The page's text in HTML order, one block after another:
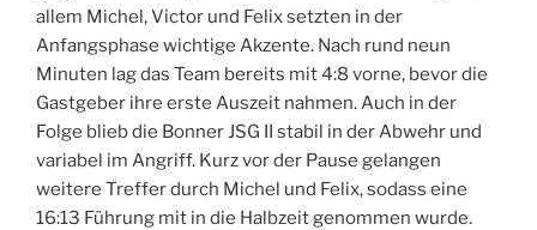
allem Michel, Victor und Felix setzten in der
Anfangsphase wichtige Akzente. Nach rund neun
Minuten lag das Team bereits mit 4:8 vorne, bevor die
Gastgeber ihre erste Auszeit nahmen. Auch in der
Folge blieb die Bonner JSG II stabil in der Abwehr und
variabel im Angriff. Kurz vor der Pause gelangen
weitere Treffer durch Michel und Felix, sodass eine
16:13 Führung mit in die Halbzeit genommen wurde.